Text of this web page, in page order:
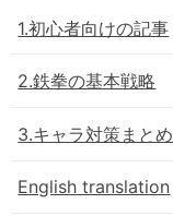
1.初心者向けの記事
2.鉄拳の基本戦略
3.キャラ対策まとめ
English translation